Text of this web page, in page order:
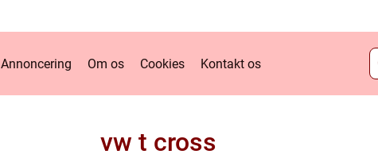
Annoncering Om os Cookies Kontakt os
vw t cross